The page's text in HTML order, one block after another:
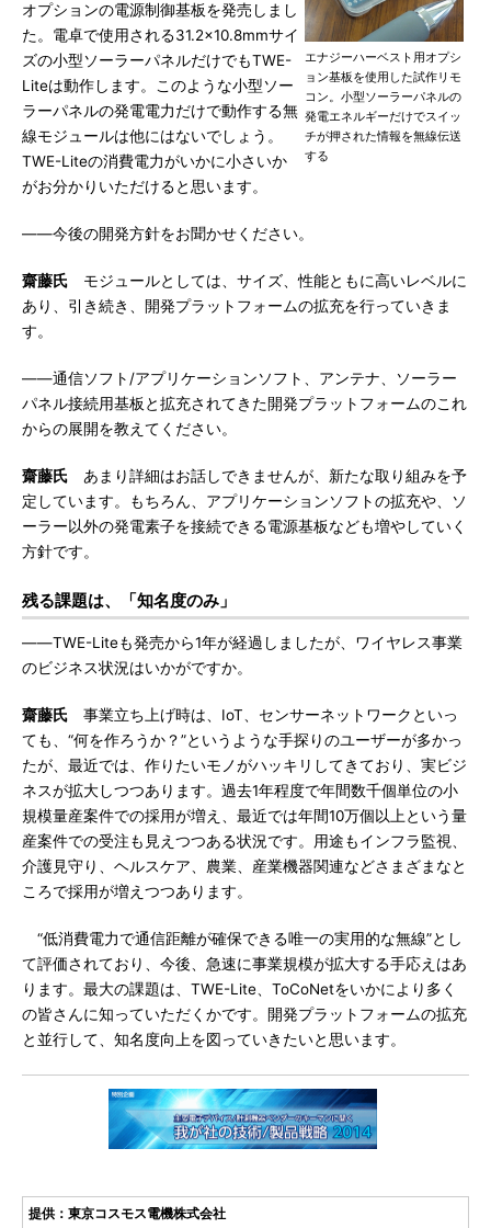
エナジーハーベスト用オプシ
ョン基板を使用した試作リモ
コン。小型ソーラーパネルの
発電エネルギーだけでスイッ
チが押された情報を無線伝送
する
オプションの電源制御基板を発売しまし
た。電卓で使用される31.2×10.8mmサイ
ズの小型ソーラーパネルだけでもTWE-
Liteは動作します。このような小型ソー
ラーパネルの発電電力だけで動作する無
線モジュールは他にはないでしょう。
TWE-Liteの消費電力がいかに小さいか
がお分かりいただけると思います。
――今後の開発方針をお聞かせください。
齋藤氏 モジュールとしては、サイズ、性能ともに高いレベルに
あり、引き続き、開発プラットフォームの拡充を行っていきま
す。
――通信ソフト/アプリケーションソフト、アンテナ、ソーラー
パネル接続用基板と拡充されてきた開発プラットフォームのこれ
からの展開を教えてください。
齋藤氏 あまり詳細はお話しできませんが、新たな取り組みを予
定しています。もちろん、アプリケーションソフトの拡充や、ソ
ーラー以外の発電素子を接続できる電源基板なども増やしていく
方針です。
残る課題は、「知名度のみ」
――TWE-Liteも発売から1年が経過しましたが、ワイヤレス事業
のビジネス状況はいかがですか。
齋藤氏 事業立ち上げ時は、IoT、センサーネットワークといっ
ても、“何を作ろうか？”というような手探りのユーザーが多かっ
たが、最近では、作りたいモノがハッキリしてきており、実ビジ
ネスが拡大しつつあります。過去1年程度で年間数千個単位の小
規模量産案件での採用が増え、最近では年間10万個以上という量
産案件での受注も見えつつある状況です。用途もインフラ監視、
介護見守り、ヘルスケア、農業、産業機器関連などさまざまなと
ころで採用が増えつつあります。
“低消費電力で通信距離が確保できる唯一の実用的な無線”とし
て評価されており、今後、急速に事業規模が拡大する手応えはあ
ります。最大の課題は、TWE-Lite、ToCoNetをいかにより多く
の皆さんに知っていただくかです。開発プラットフォームの拡充
と並行して、知名度向上を図っていきたいと思います。
提供：東京コスモス電機株式会社